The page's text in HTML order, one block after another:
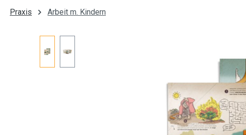
Praxis Arbeit m. Kindern